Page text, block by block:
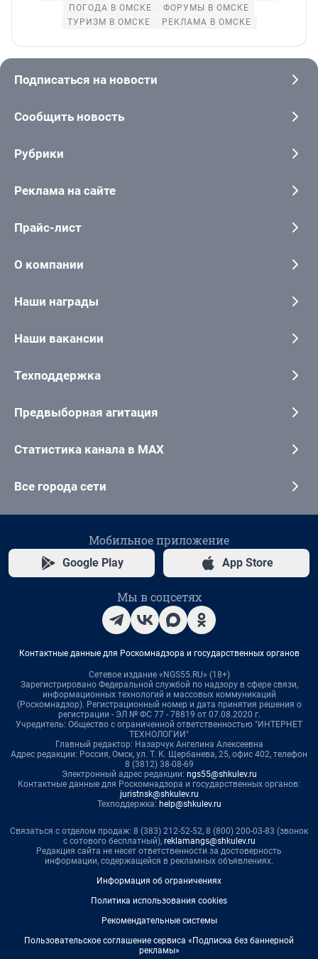
ПОГОДА В ОМСКЕ
ФОРУМЫ В ОМСКЕ
ТУРИЗМ В ОМСКЕ
РЕКЛАМА В ОМСКЕ
Подписаться на новости
Сообщить новость
Рубрики
Реклама на сайте
Прайс-лист
О компании
Наши награды
Наши вакансии
Техподдержка
Предвыборная агитация
Статистика канала в MAX
Все города сети
Мобильное приложение
Google Play App Store
Мы в соцсетях
Контактные данные для Роскомнадзора и государственных органов
Сетевое издание «NGS55.RU» (18+)
Зарегистрировано Федеральной службой по надзору в сфере связи,
информационных технологий и массовых коммуникаций
(Роскомнадзор). Регистрационный номер и дата принятия решения о
регистрации - ЭЛ № ФС 77 - 78819 от 07.08.2020 г.
Учредитель: Общество с ограниченной ответственностью "ИНТЕРНЕТ
ТЕХНОЛОГИИ"
Главный редактор: Назарчук Ангелина Алексеевна
Адрес редакции: Россия, Омск, ул. Т. К. Щербанева, 25, офис 402, телефон
8 (3812) 38-08-69
Электронный адрес редакции: ngs55@shkulev.ru
Контактные данные для Роскомнадзора и государственных органов:
juristnsk@shkulev.ru
Техподдержка: help@shkulev.ru
Связаться с отделом продаж: 8 (383) 212-52-52, 8 (800) 200-03-83 (звонок
с сотового бесплатный), reklamangs@shkulev.ru
Редакция сайта не несет ответственности за достоверность
информации, содержащейся в рекламных объявлениях.
Информация об ограничениях
Политика использования cookies
Рекомендательные системы
Пользовательское соглашение сервиса «Подписка без баннерной
рекламы»